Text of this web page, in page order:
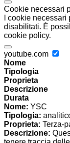
Cookie necessari
I cookie
disabilitati. È
cookie policy.
youtube.com
Nome
Tipologia
Proprieta
Descrizione
Durata
Nome: YSC
Tipologia:
Proprieta: Terza-
Descrizione: